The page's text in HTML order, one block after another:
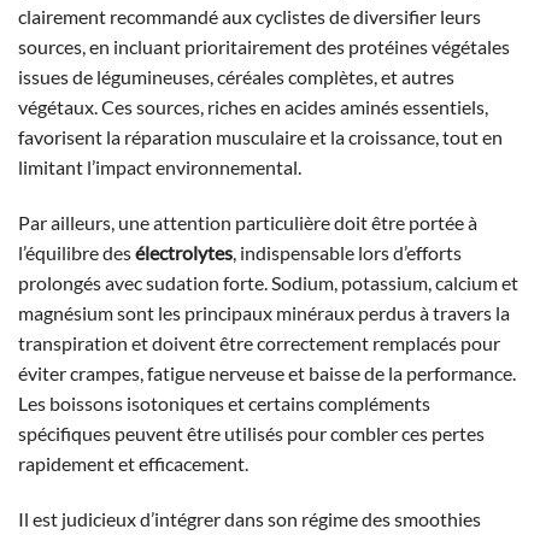
clairement recommandé aux cyclistes de diversifier leurs
sources, en incluant prioritairement des protéines végétales
issues de légumineuses, céréales complètes, et autres
végétaux. Ces sources, riches en acides aminés essentiels,
favorisent la réparation musculaire et la croissance, tout en
limitant l’impact environnemental.
Par ailleurs, une attention particulière doit être portée à
l’équilibre desélectrolytes, indispensable lors d’efforts
prolongés avec sudation forte. Sodium, potassium, calcium et
magnésium sont les principaux minéraux perdus à travers la
transpiration et doivent être correctement remplacés pour
éviter crampes, fatigue nerveuse et baisse de la performance.
Les boissons isotoniques et certains compléments
spécifiques peuvent être utilisés pour combler ces pertes
rapidement et efficacement.
Il est judicieux d’intégrer dans son régime des smoothies